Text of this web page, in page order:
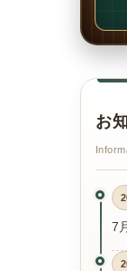
お
7